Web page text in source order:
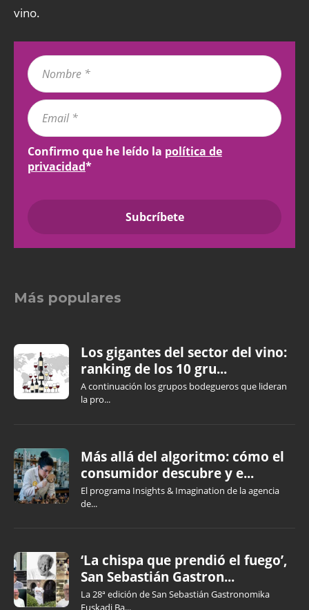
vino.
Confirmo que he leído la política de
privacidad*
Más populares
Los gigantes del sector del vino:
ranking de los 10 gru...
A continuación los grupos bodegueros que lideran
la pro...
Más allá del algoritmo: cómo el
consumidor descubre y e...
El programa Insights & Imagination de la agencia
de...
‘La chispa que prendió el fuego’,
San Sebastián Gastron...
La 28ª edición de San Sebastián Gastronomika
Euskadi Ba...